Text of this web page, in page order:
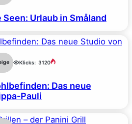
Urlaub in Småland
Klicks: 3120
Das neue
Pauli